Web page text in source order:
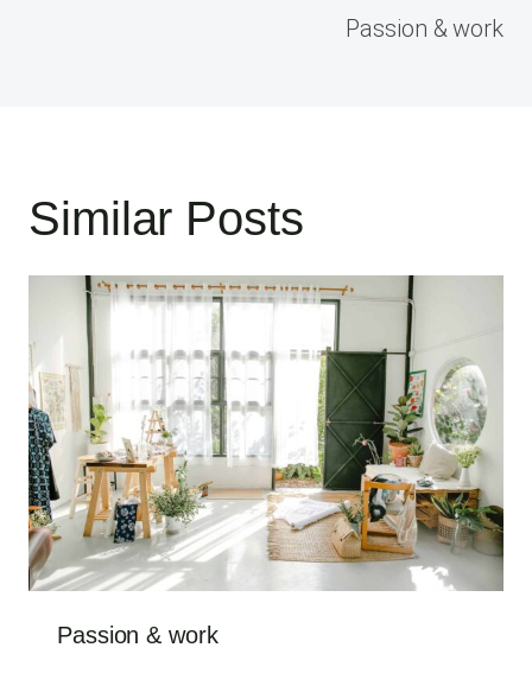
Passion & work
Similar Posts
Passion & work